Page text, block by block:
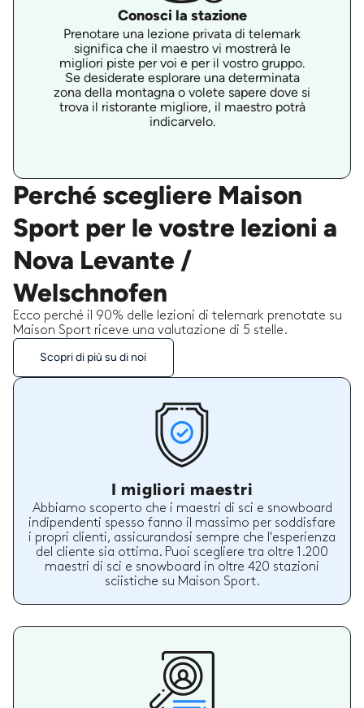
Conosci la stazione
Prenotare una lezione privata di telemark
significa che il maestro vi mostrerà le
migliori piste per voi e per il vostro gruppo.
Se desiderate esplorare una determinata
zona della montagna o volete sapere dove si
trova il ristorante migliore, il maestro potrà
indicarvelo.
Perché scegliere Maison
Sport per le vostre lezioni a
Nova Levante /
Welschnofen
Ecco perché il 90% delle lezioni di telemark prenotate su
Maison Sport riceve una valutazione di 5 stelle.
Scopri di più su di noi
I migliori maestri
Abbiamo scoperto che i maestri di sci e snowboard
indipendenti spesso fanno il massimo per soddisfare
i propri clienti, assicurandosi sempre che l'esperienza
del cliente sia ottima. Puoi scegliere tra oltre 1.200
maestri di sci e snowboard in oltre 420 stazioni
sciistiche su Maison Sport.